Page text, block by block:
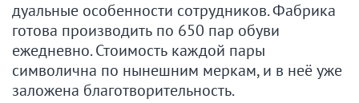
дуальные особенности сотрудников. Фабрика
готова производить по 650 пар обуви
ежедневно. Стоимость каждой пары
символична по нынешним меркам, и в неё уже
заложена благотворительность.